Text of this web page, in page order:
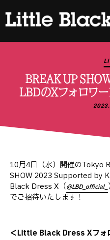
BREAK UP
LBDのXフォロワ
10月4日（水）開催のTokyo
SHOW 2023 Supported by
Black Dress X（@LBD_official_
でご招待いたします！
＜Little Black Dress Xフォ